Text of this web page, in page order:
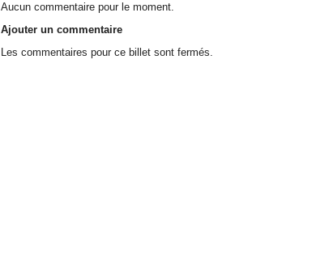
Aucun commentaire pour le moment.
Ajouter un commentaire
Les commentaires pour ce billet sont fermés.